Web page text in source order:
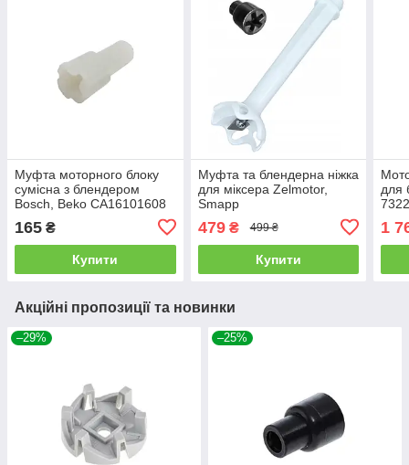
Муфта моторного блоку
сумісна з блендером
Bosch, Beko CA16101608
165 ₴
Купити
Муфта та блендерна ніжка
для міксера Zelmotor,
Smapp
479₴ 499 ₴
Купити
для
1
Акційні пропозиції та новинки
–29% –25%